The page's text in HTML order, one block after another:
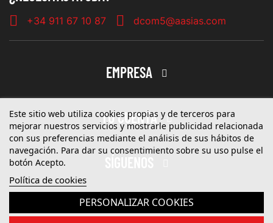
+34 911 67 10 87 dcom5@aasias.com
EMPRESA
TU CUENTA
Este sitio web utiliza cookies propias y de terceros para
mejorar nuestros servicios y mostrarle publicidad relacionada
con sus preferencias mediante el análisis de sus hábitos de
navegación. Para dar su consentimiento sobre su uso pulse el
botón Acepto.
Política de cookies
PERSONALIZAR COOKIES